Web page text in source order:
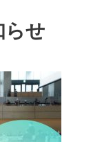
らせ